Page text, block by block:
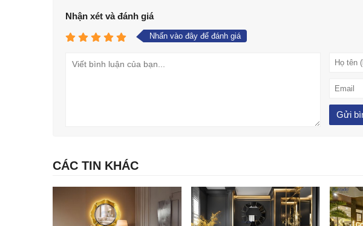
Nhận xét và đánh giá
Nhấn vào đây để đánh giá
CÁC TIN KHÁC